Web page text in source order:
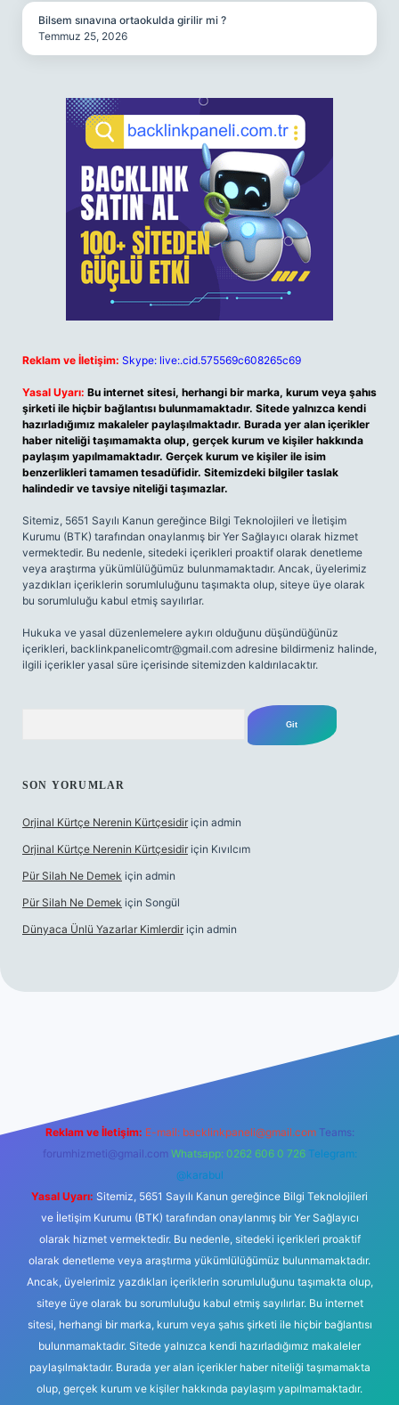
Bilsem sınavına ortaokulda girilir mi ?
Temmuz 25, 2026
Reklam ve İletişim: Skype: live:.cid.575569c608265c69
Yasal Uyarı: Bu internet sitesi, herhangi bir marka, kurum veya şahıs
şirketi ile hiçbir bağlantısı bulunmamaktadır. Sitede yalnızca kendi
hazırladığımız makaleler paylaşılmaktadır. Burada yer alan içerikler
haber niteliği taşımamakta olup, gerçek kurum ve kişiler hakkında
paylaşım yapılmamaktadır. Gerçek kurum ve kişiler ile isim
benzerlikleri tamamen tesadüfidir. Sitemizdeki bilgiler taslak
halindedir ve tavsiye niteliği taşımazlar.
Sitemiz, 5651 Sayılı Kanun gereğince Bilgi Teknolojileri ve İletişim
Kurumu (BTK) tarafından onaylanmış bir Yer Sağlayıcı olarak hizmet
vermektedir. Bu nedenle, sitedeki içerikleri proaktif olarak denetleme
veya araştırma yükümlülüğümüz bulunmamaktadır. Ancak, üyelerimiz
yazdıkları içeriklerin sorumluluğunu taşımakta olup, siteye üye olarak
bu sorumluluğu kabul etmiş sayılırlar.
Hukuka ve yasal düzenlemelere aykırı olduğunu düşündüğünüz
içerikleri, backlinkpanelicomtr@gmail.com adresine bildirmeniz halinde,
ilgili içerikler yasal süre içerisinde sitemizden kaldırılacaktır.
SON YORUMLAR
Orjinal Kürtçe Nerenin Kürtçesidir için admin
Orjinal Kürtçe Nerenin Kürtçesidir için Kıvılcım
Pür Silah Ne Demek için admin
Pür Silah Ne Demek için Songül
Dünyaca Ünlü Yazarlar Kimlerdir için admin
Reklam ve İletişim: E-mail: backlinkpaneli@gmail.com Teams:
forumhizmeti@gmail.com Whatsapp: 0262 606 0 726 Telegram:
@karabul
Yasal Uyarı: Sitemiz, 5651 Sayılı Kanun gereğince Bilgi Teknolojileri
ve İletişim Kurumu (BTK) tarafından onaylanmış bir Yer Sağlayıcı
olarak hizmet vermektedir. Bu nedenle, sitedeki içerikleri proaktif
olarak denetleme veya araştırma yükümlülüğümüz bulunmamaktadır.
Ancak, üyelerimiz yazdıkları içeriklerin sorumluluğunu taşımakta olup,
siteye üye olarak bu sorumluluğu kabul etmiş sayılırlar. Bu internet
sitesi, herhangi bir marka, kurum veya şahıs şirketi ile hiçbir bağlantısı
bulunmamaktadır. Sitede yalnızca kendi hazırladığımız makaleler
paylaşılmaktadır. Burada yer alan içerikler haber niteliği taşımamakta
olup, gerçek kurum ve kişiler hakkında paylaşım yapılmamaktadır.